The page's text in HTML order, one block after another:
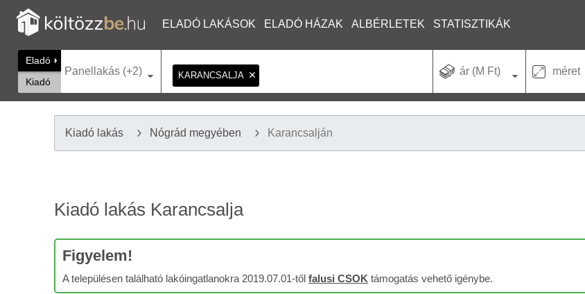
ELADÓ LAKÁSOK ELADÓ HÁZAK ALBÉRLETEK STATISZTIKÁK
Eladó
Kiadó
Panellakás (+2) KARANCSALJA ár (M Ft) méret
Kiadó lakás Nógrád megyében Karancsalján
Kiadó lakás Karancsalja
Figyelem!
A településen található lakóingatlanokra 2019.07.01-től falusi CSOK támogatás vehető igénybe.